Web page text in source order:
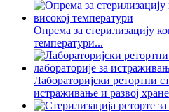
Опрема за стерилизацију
температури...
Лабораторијски ретортни
истраживање и развој